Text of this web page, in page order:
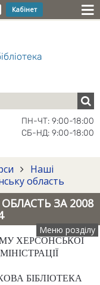
Кабінет
ПН-ЧТ: 9:00-18:00
СБ-НД: 9:00-18:00
Наші
область
ЗА 2008
Меню розділу
ХЕРСОНСЬКОЇ
БІБЛІОТЕКА